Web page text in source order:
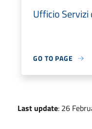
Ufficio
GO TO PAGE
Last update: 26